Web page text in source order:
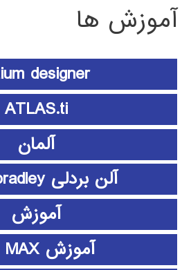
آموزش ها
designer
ATLAS.ti
آلمان
آلن بردلی Allen bradley
آموزش
آموزش 3D MAX